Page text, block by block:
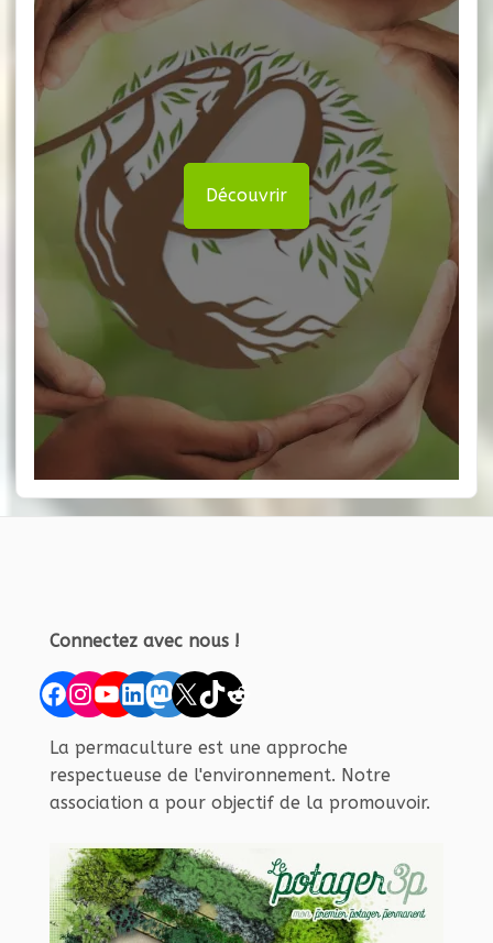
Découvrir
Connectez avec nous !
Facebook
Instagram
YouTube
LinkedIn
Mastodon
X TikTok
Reddit
La permaculture est une approche
respectueuse de l'environnement. Notre
association a pour objectif de la promouvoir.